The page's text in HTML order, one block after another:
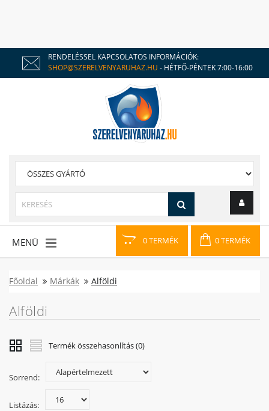
RENDELÉSSEL KAPCSOLATOS INFORMÁCIÓK:
SHOP@SZERELVENYARUHAZ.HU - HÉTFŐ-PÉNTEK 7:00-16:00
0 TERMÉK 0 TERMÉK
MENÜ
Főoldal Márkák Alföldi
Alföldi
Termék összehasonlítás (0)
Sorrend:
Listázás: